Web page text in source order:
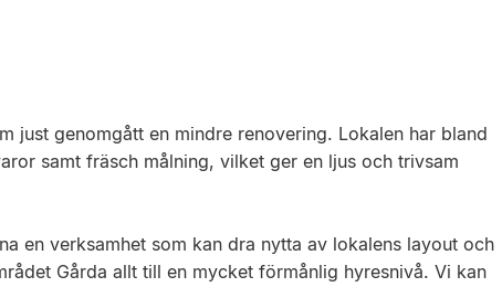
just genomgått en mindre renovering. Lokalen har bland
samt fräsch målning, vilket ger en ljus och trivsam
en verksamhet som kan dra nytta av lokalens layout och
Gårda allt till en mycket förmånlig hyresnivå. Vi kan